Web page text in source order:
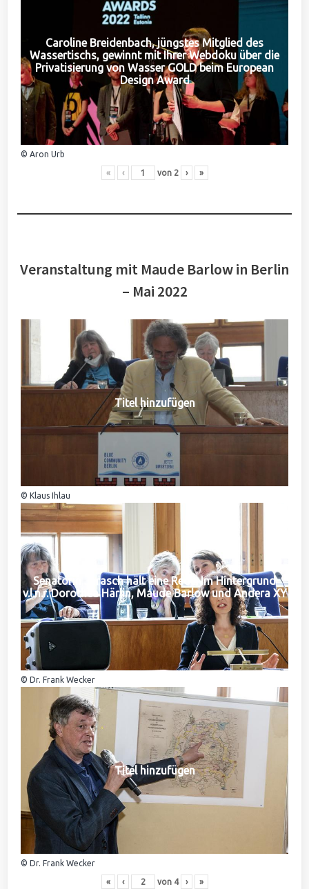
Caroline Breidenbach, jüngstes Mitglied des
Wassertischs, gewinnt mit Ihrer Webdoku über die
Privatisierung von Wasser GOLD beim European
Design Award
© Aron Urb
« ‹ von 2 › »
Veranstaltung mit Maude Barlow in Berlin
– Mai 2022
Titel hinzufügen
© Klaus Ihlau
Senatorin Jarasch hält eine Rede. Im Hintergrund
v.l.n.r. Dorothea Härlin, Maude Barlow und Andera XY
© Dr. Frank Wecker
Titel hinzufügen
© Dr. Frank Wecker
« ‹ von 4 › »